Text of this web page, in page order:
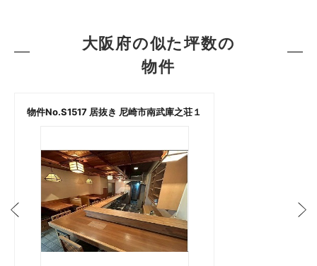
大阪府の似た坪数の
物件
物件No.S1517 居抜き 尼崎市南武庫之荘１